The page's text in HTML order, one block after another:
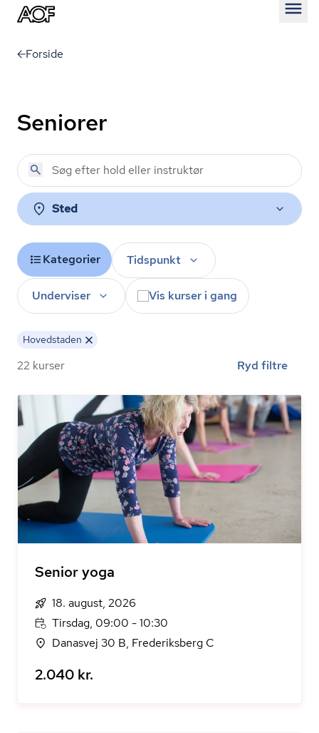
Forside
Seniorer
Sted
Kategorier Tidspunkt
Underviser Vis kurser i gang
Hovedstaden
22 kurser Ryd filtre
Senior yoga
18. august, 2026
Tirsdag, 09:00 - 10:30
Danasvej 30 B, Frederiksberg C
2.040 kr.